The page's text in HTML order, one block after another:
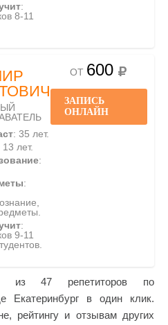
:
8-11
: 35 лет.
13 лет.
:
:
:
9-11
ОТ 600
ЗАПИСЬ
ОНЛАЙН
из 47 репетиторов по
Екатеринбург в один клик.
рейтингу и отзывам других